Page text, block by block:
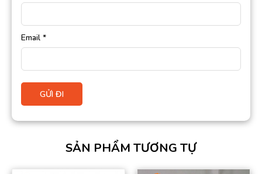
Email *
SẢN PHẨM TƯƠNG TỰ